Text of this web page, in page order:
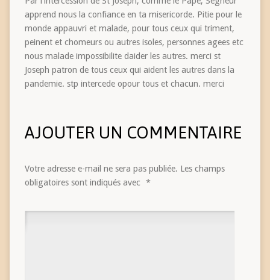
apprend nous la confiance en ta misericorde. Pitie pour le
monde appauvri et malade, pour tous ceux qui triment,
peinent et chomeurs ou autres isoles, personnes agees etc
nous malade impossibilite daider les autres. merci st
Joseph patron de tous ceux qui aident les autres dans la
pandemie. stp intercede opour tous et chacun. merci
AJOUTER UN COMMENTAIRE
Votre adresse e-mail ne sera pas publiée. Les champs
obligatoires sont indiqués avec *